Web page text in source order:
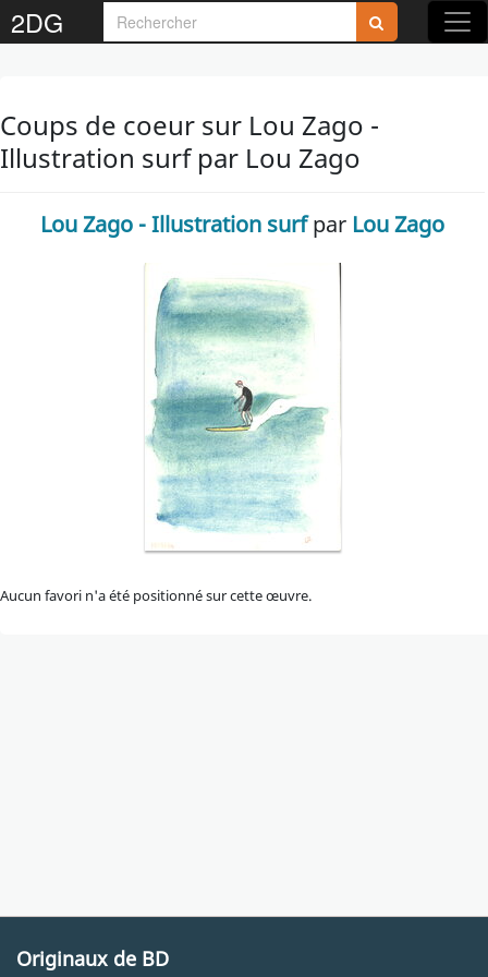
2DG
Coups de coeur sur Lou Zago -
Illustration surf par Lou Zago
Lou Zago - Illustration surfpar Lou Zago
Aucun favori n'a été positionné sur cette œuvre.
Originaux de BD